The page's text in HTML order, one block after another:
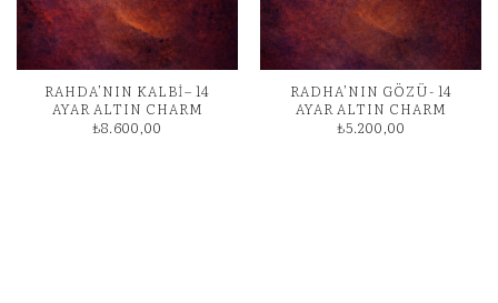
RAHDA’NIN KALBİ– 14
AYAR ALTIN CHARM
₺8.600,00
RADHA’NIN GÖZÜ- 14
AYAR ALTIN CHARM
₺5.200,00